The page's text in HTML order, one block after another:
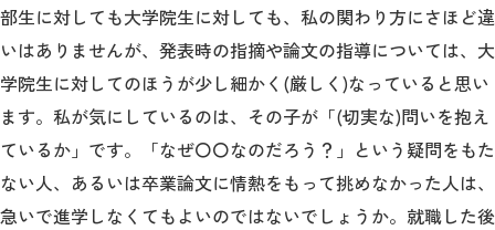
部生に対しても大学院生に対しても、私の関わり方にさほど違
いはありませんが、発表時の指摘や論文の指導については、大
学院生に対してのほうが少し細かく(厳しく)なっていると思い
ます。私が気にしているのは、その子が「(切実な)問いを抱え
ているか」です。「なぜ〇〇なのだろう？」という疑問をもた
ない人、あるいは卒業論文に情熱をもって挑めなかった人は、
急いで進学しなくてもよいのではないでしょうか。就職した後